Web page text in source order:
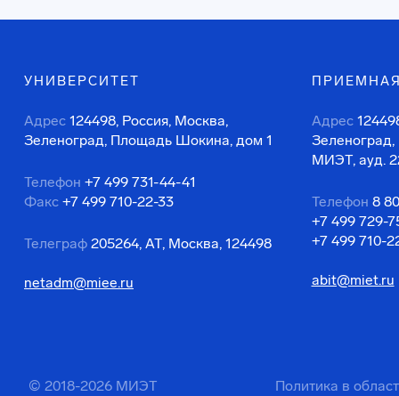
УНИВЕРСИТЕТ
Адрес 124498, Россия, Москва,
Зеленоград, Площадь Шокина, дом 1
Телефон +7 499 731-44-41
Факс +7 499 710-22-33
Телеграф 205264, АТ, Москва, 124498
netadm@miee.ru
Адрес
МИЭТ, ауд.
Телефон 8
+7 499 729-
+7 499 710-
abit@miet.ru
© 2018-2026 МИЭТ
Политика в